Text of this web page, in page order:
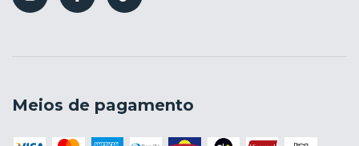
Meios de pagamento